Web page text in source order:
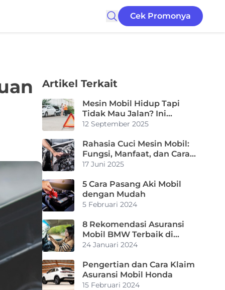
Cek Promonya
Artikel Terkait
Mesin Mobil Hidup Tapi
Tidak Mau Jalan? Ini
Solusinya
12 September 2025
Rahasia Cuci Mesin Mobil:
Fungsi, Manfaat, dan Cara
Aman Minim Risiko
17 Juni 2025
5 Cara Pasang Aki Mobil
dengan Mudah
5 Februari 2024
8 Rekomendasi Asuransi
Mobil BMW Terbaik di
Indonesia
24 Januari 2024
Pengertian dan Cara Klaim
Asuransi Mobil Honda
15 Februari 2024